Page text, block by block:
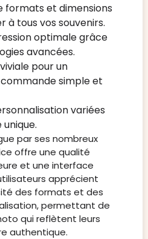
formats et dimensions
à tous vos souvenirs.
optimale grâce
avancées.
pour un
simple et
variées
par ses nombreux
offre une qualité
et une interface
apprécient
des formats et des
permettant de
qui reflètent leurs
authentique.